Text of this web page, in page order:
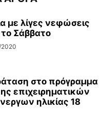
με λίγες νεφώσεις
Σάββατο
στο πρόγραμμα
επιχειρηματικών
ηλικίας 18